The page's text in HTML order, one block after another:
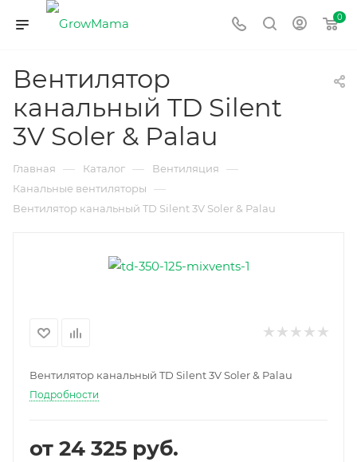
0
Вентилятор
канальный TD Silent
3V Soler & Palau
Главная — Каталог — Вентиляция —
Канальные вентиляторы —
Вентилятор канальный TD Silent 3V Soler & Palau
Вентилятор канальный TD Silent 3V Soler & Palau
Подробности
от 24 325 руб.